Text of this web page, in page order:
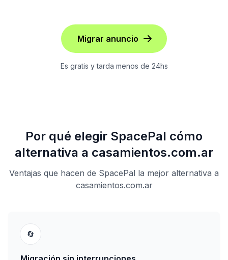
Migrar anuncio
Es gratis y tarda menos de 24hs
Por qué elegir SpacePal cómo
alternativa a casamientos.com.ar
Ventajas que hacen de SpacePal la mejor alternativa a
casamientos.com.ar
🔄